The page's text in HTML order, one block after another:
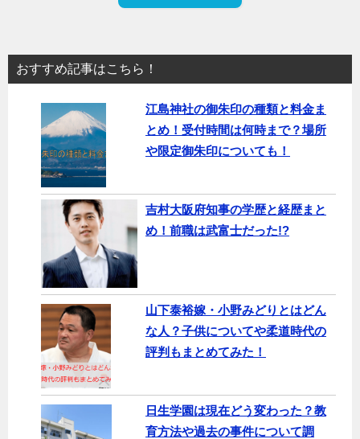
おすすめ記事はこちら！
江島神社の御朱印の種類と料金ま
とめ！受付時間は何時まで？場所
や限定御朱印についても！
吉村大阪府知事の学歴と経歴まと
め！前職は武富士だった!?
山下泰裕嫁・小野みどりとはどん
な人？子供についてや柔道時代の
評判もまとめてみた！
日生学園は現在どう変わった？教
育方法や過去の事件について調